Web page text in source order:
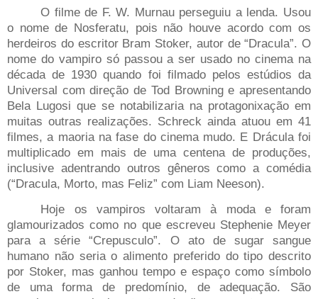
O filme de F. W. Murnau perseguiu a lenda. Usou
o nome de Nosferatu, pois não houve acordo com os
herdeiros do escritor Bram Stoker, autor de “Dracula”. O
nome do vampiro só passou a ser usado no cinema na
década de 1930 quando foi filmado pelos estúdios da
Universal com direção de Tod Browning e apresentando
Bela Lugosi que se notabilizaria na protagonixação em
muitas outras realizações. Schreck ainda atuou em 41
filmes, a maoria na fase do cinema mudo. E Drácula foi
multiplicado em mais de uma centena de produções,
inclusive adentrando outros gêneros como a comédia
(“Dracula, Morto, mas Feliz” com Liam Neeson).
Hoje os vampiros voltaram à moda e foram
glamourizados como no que escreveu Stephenie Meyer
para a série “Crepusculo”. O ato de sugar sangue
humano não seria o alimento preferido do tipo descrito
por Stoker, mas ganhou tempo e espaço como símbolo
de uma forma de predomínio, de adequação. São